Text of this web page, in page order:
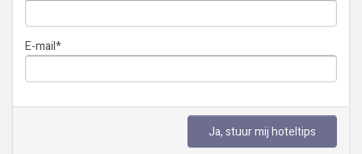
E-mail*
Ja, stuur mij hoteltips